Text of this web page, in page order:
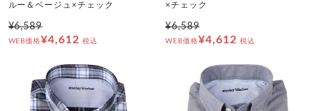
ルー＆ベージュ×チェック
¥6,589
WEB価格¥4,612 税込
×チェック
¥6,589
WEB価格¥4,612 税込